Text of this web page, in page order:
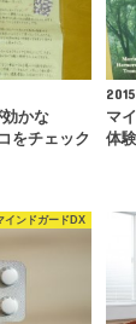
かな
をチェック
マ
体
インドガードDX